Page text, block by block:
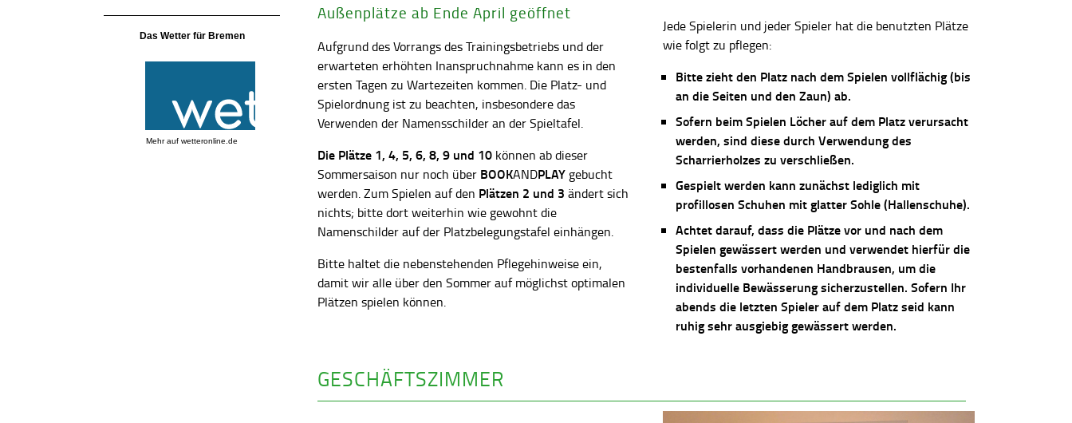
Das Wetter für Bremen
Mehr auf wetteronline.de
Außenplätze ab Ende April geöffnet
Aufgrund des Vorrangs des Trainingsbetriebs und der
erwarteten erhöhten Inanspruchnahme kann es in den
ersten Tagen zu Wartezeiten kommen. Die Platz- und
Spielordnung ist zu beachten, insbesondere das
Verwenden der Namensschilder an der Spieltafel.
Die Plätze 1, 4, 5, 6, 8, 9 und 10 können ab dieser
Sommersaison nur noch über BOOKANDPLAY gebucht
werden. Zum Spielen auf den Plätzen 2 und 3 ändert sich
nichts; bitte dort weiterhin wie gewohnt die
Namenschilder auf der Platzbelegungstafel einhängen.
Bitte haltet die nebenstehenden Pflegehinweise ein,
damit wir alle über den Sommer auf möglichst optimalen
Plätzen spielen können.
Jede Spielerin und jeder Spieler hat die benutzten Plätze
wie folgt zu pflegen:
Bitte zieht den Platz nach dem Spielen vollflächig (bis
an die Seiten und den Zaun) ab.
Sofern beim Spielen Löcher auf dem Platz verursacht
werden, sind diese durch Verwendung des
Scharrierholzes zu verschließen.
Gespielt werden kann zunächst lediglich mit
profillosen Schuhen mit glatter Sohle (Hallenschuhe).
Achtet darauf, dass die Plätze vor und nach dem
Spielen gewässert werden und verwendet hierfür die
bestenfalls vorhandenen Handbrausen, um die
individuelle Bewässerung sicherzustellen. Sofern Ihr
abends die letzten Spieler auf dem Platz seid kann
ruhig sehr ausgiebig gewässert werden.
GESCHÄFTSZIMMER